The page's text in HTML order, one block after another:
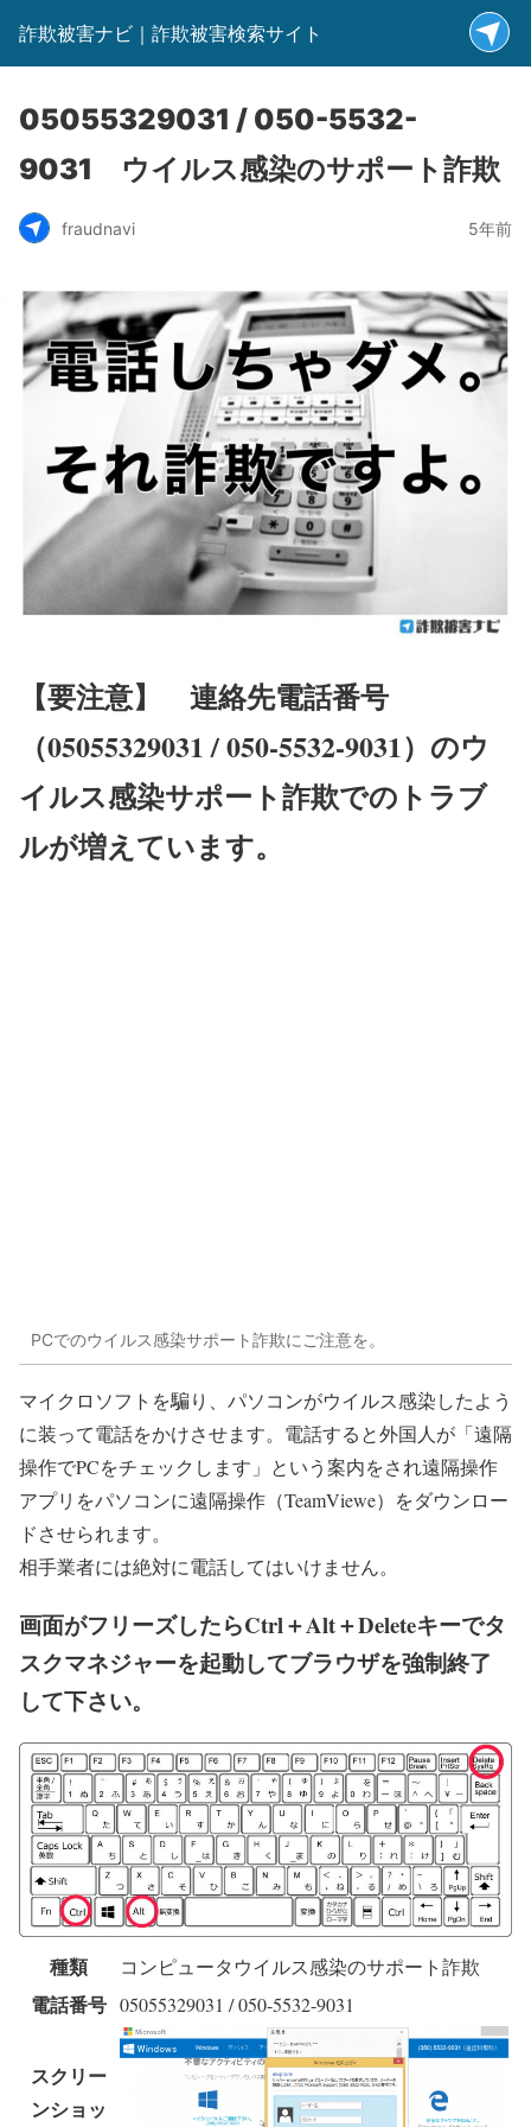
詐欺被害ナビ｜詐欺被害検索サイト
05055329031 / 050-5532-
9031 ウイルス感染のサポート詐欺
fraudnavi 5年前
【要注意】
連絡先電話番号
（05055329031 / 050-5532-9031）のウ
イルス感染サポート詐欺でのトラブ
ルが増えています。
PCでのウイルス感染サポート詐欺にご注意を。
マイクロソフトを騙り、パソコンがウイルス感染したよう
に装って電話をかけさせます。電話すると外国人が「遠隔
操作でPCをチェックします」という案内をされ遠隔操作
アプリをパソコンに遠隔操作（TeamViewe）をダウンロー
ドさせられます。
相手業者には絶対に電話してはいけません。
画面がフリーズしたらCtrl＋Alt＋Deleteキーでタ
スクマネジャーを起動してブラウザを強制終了
して下さい。
種類 コンピュータウイルス感染のサポート詐欺
電話番号 05055329031 / 050-5532-9031
スクリー
ンショッ